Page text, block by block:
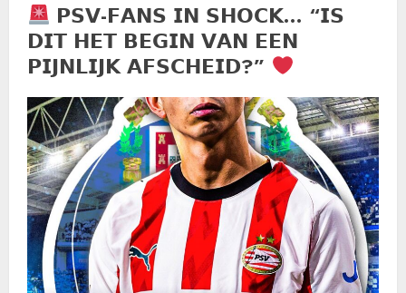
𝗣𝗦𝗩-𝗙𝗔𝗡𝗦 𝗜𝗡 𝗦𝗛𝗢𝗖𝗞… “𝗜𝗦
𝗗𝗜𝗧 𝗛𝗘𝗧 𝗕𝗘𝗚𝗜𝗡 𝗩𝗔𝗡 𝗘𝗘𝗡
𝗣𝗜𝗝𝗡𝗟𝗜𝗝𝗞 𝗔𝗙𝗦𝗖𝗛𝗘𝗜𝗗?”